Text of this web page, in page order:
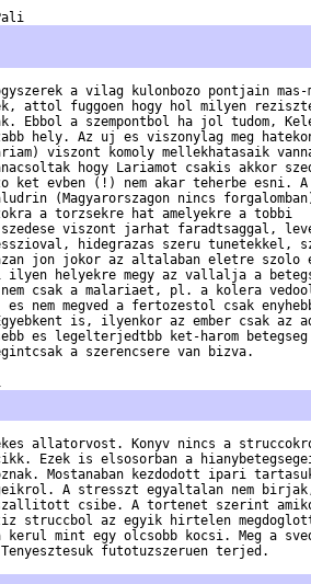
a vilag kulonbozo pontjain mas-
attol fuggoen hogy hol milyen
Ebbol a szempontbol ha jol tudom,
hely. Az uj es viszonylag meg
viszont komoly mellekhatasaik
hogy Lariamot csakis akkor
ket evben (!) nem akar teherbe esni.
(Magyarorszagon nincs
a torzsekre hat amelyekre a tobbi
szedese viszont jarhat faradtsaggal,
hidegrazas szeru tunetekkel,
jon jokor az altalaban eletre szolo
ilyen helyekre megy az vallalja a
nem csak a malariaet, pl. a kolera
es nem megved a fertozestol csak
is, ilyenkor az ember csak az
es legelterjedtbb ket-harom
a szerencsere van bizva.
allatorvost. Konyv nincs a
Ezek is elsosorban a
Mostanaban kezdodott ipari
A stresszt egyaltalan nem
csibe. A tortenet szerint
struccbol az egyik hirtelen
kerul mint egy olcsobb kocsi. Meg a
futotuzszeruen terjed.